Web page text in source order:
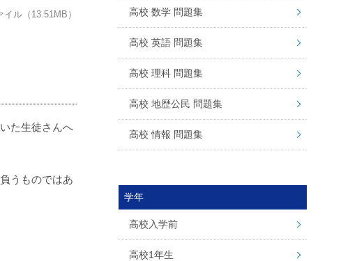
高校 数学 問題集
高校 英語 問題集
高校 理科 問題集
高校 地歴公民 問題集
高校 情報 問題集
学年
高校入学前
高校1年生
イル（13.51MB）
た生徒さんへ
うものではあ